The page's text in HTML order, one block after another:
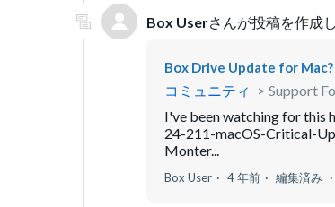
Box Userさんが投稿を作成
Box Drive Update for Mac?
コミュニティ
Support
I've been watching for
24-211-macOS-Critical-
Monter...
Box User 4 年前 編集済み